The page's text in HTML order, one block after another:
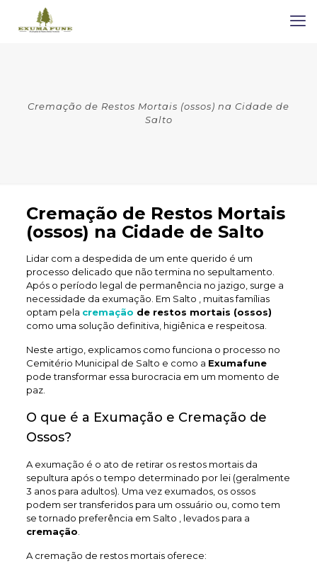
Cremação de Restos Mortais (ossos) na Cidade de
Salto
Cremação de Restos Mortais
(ossos) na Cidade de Salto
Lidar com a despedida de um ente querido é um
processo delicado que não termina no sepultamento.
Após o período legal de permanência no jazigo, surge a
necessidade da exumação. Em Salto , muitas famílias
optam pela cremação de restos mortais (ossos)
como uma solução definitiva, higiênica e respeitosa.
Neste artigo, explicamos como funciona o processo no
Cemitério Municipal de Salto e como a Exumafune
pode transformar essa burocracia em um momento de
paz.
O que é a Exumação e Cremação de
Ossos?
A exumação é o ato de retirar os restos mortais da
sepultura após o tempo determinado por lei (geralmente
3 anos para adultos). Uma vez exumados, os ossos
podem ser transferidos para um ossuário ou, como tem
se tornado preferência em Salto , levados para a
cremação
A cremação de restos mortais oferece: